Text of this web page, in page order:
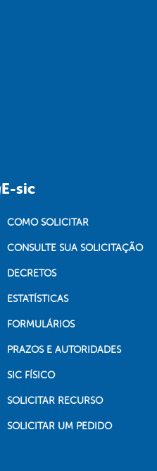
E-sic
COMO SOLICITAR
CONSULTE SUA SOLICITAÇÃO
DECRETOS
ESTATÍSTICAS
FORMULÁRIOS
PRAZOS E AUTORIDADES
SIC FÍSICO
SOLICITAR RECURSO
SOLICITAR UM PEDIDO